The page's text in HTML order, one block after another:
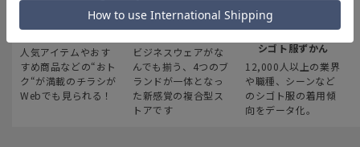
最新のお買い得情報
人気アイテムやおす
すめ商品などの“おト
ク“が満載のチラシが
Webでも見られる！
スーツスクエア
ビジネスウェアがな
んでも揃う、4つのブ
ランドが一体となっ
た新感覚の複合型ス
トアです
みんなの
シゴト服ずかん
12,000人以上の業界
や職種、シーンなど
のシゴト服の着用傾
向をデータ化。